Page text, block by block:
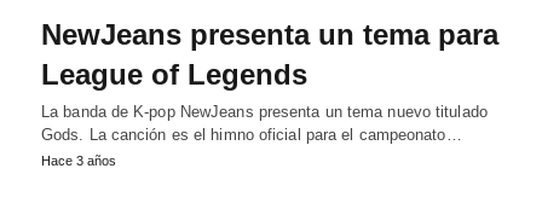
NewJeans presenta un tema para
League of Legends
La banda de K-pop NewJeans presenta un tema nuevo titulado
Gods. La canción es el himno oficial para el campeonato…
Hace 3 años